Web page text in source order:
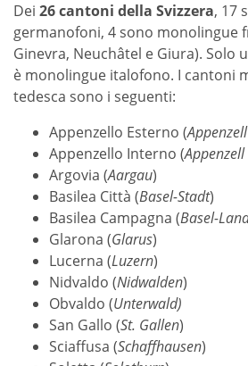
Dei 26 cantoni della Svizzera, 17
germanofoni, 4 sono monolingue
Ginevra, Neuchâtel e Giura). Solo
è monolingue italofono. I cantoni
tedesca sono i seguenti:
Appenzello Esterno (
Appenzello Interno (
Argovia (Aargau)
Basilea Città (Basel-Stadt)
Basilea Campagna (Basel-
Glarona (Glarus)
Lucerna (Luzern)
Nidvaldo (Nidwalden)
Obvaldo (Unterwald)
San Gallo (St. Gallen)
Sciaffusa (Schaffhausen)